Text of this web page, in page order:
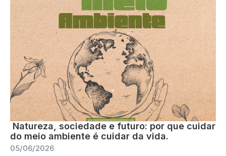
Natureza, sociedade e futuro: por que cuidar
do meio ambiente é cuidar da vida.
05/06/2026